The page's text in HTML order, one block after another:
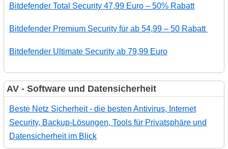
Bitdefender Total Security 47,99 Euro – 50% Rabatt
Bitdefender Premium Security für ab 54,99 – 50 Rabatt
Bitdefender Ultimate Security ab 79,99 Euro
AV - Software und Datensicherheit
Beste Netz Sicherheit - die besten Antivirus, Internet
Security, Backup-Lösungen, Tools für Privatsphäre und
Datensicherheit im Blick